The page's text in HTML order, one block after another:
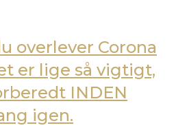
overlever Corona
er lige så vigtigt,
INDEN
igen.